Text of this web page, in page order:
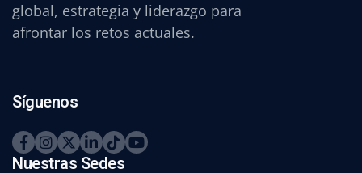
global, estrategia y liderazgo para
afrontar los retos actuales.
Síguenos
Nuestras Sedes